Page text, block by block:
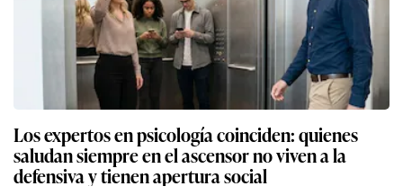
Los expertos en psicología coinciden: quienes
saludan siempre en el ascensor no viven a la
defensiva y tienen apertura social